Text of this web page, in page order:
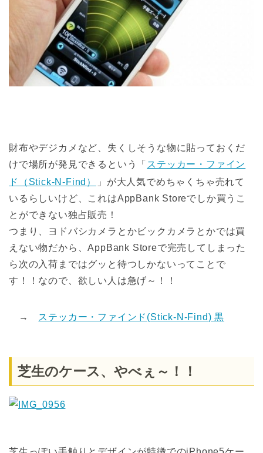
財布やデジカメなど、失くしそうな物に貼っておくだ
けで場所が発見できるという「 ステッカー・ファイン
ド（Stick-N-Find）
」が大人気でめちゃくちゃ売れて
いるらしいけど、これはAppBank Storeでしか買うこ
とができない独占販売！
つまり、ヨドバシカメラとかビックカメラとかでは買
えない物だから、AppBank Storeで完売してしまった
ら次の入荷まではグッと待つしかないってことで
す！！なので、欲しい人は急げ～！！
→ ステッカー・ファインド(Stick-N-Find) 黒
芝生のケース、やべぇ～！！